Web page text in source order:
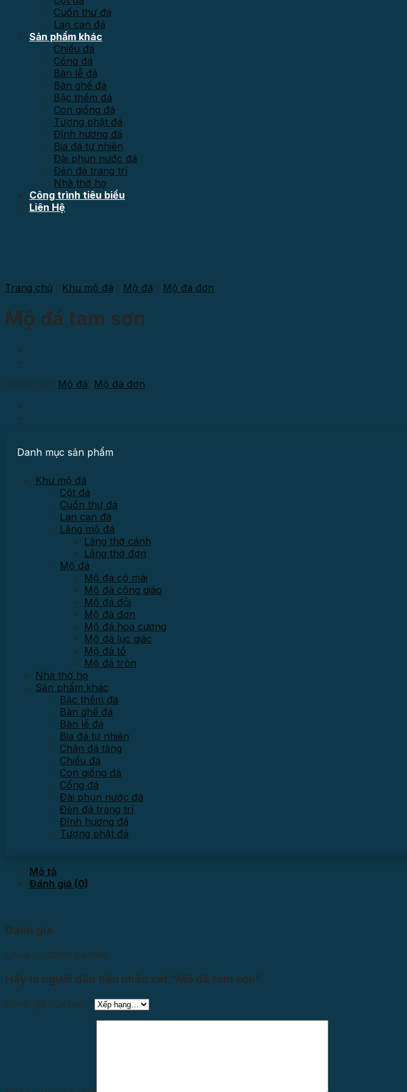
Cuốn thư đá
Lan can đá
Sản phẩm khác
Chiếu đá
Cổng đá
Bàn lễ đá
Bàn ghế đá
Bậc thềm đá
Con giống đá
Tượng phật đá
Đỉnh hương đá
Bia đá tự nhiên
Đài phun nước đá
Đèn đá trang trí
Nhà thờ họ
Công trình tiêu biểu
Liên Hệ
Trang chủ / Khu mộ đá / Mộ đá / Mộ đá đơn
Mộ đá tam sơn
Danh mục: Mộ đá, Mộ đá đơn
Danh mục sản phẩm
Khu mộ đá
Cột đá
Cuốn thư đá
Lan can đá
Lăng mộ đá
Lăng thờ cánh
Lăng thờ đơn
Mộ đá
Mộ đá có mái
Mộ đá công giáo
Mộ đá đôi
Mộ đá đơn
Mộ đá hoa cương
Mộ đá lục giác
Mộ đá tổ
Mộ đá tròn
Nhà thờ họ
Sản phẩm khác
Bậc thềm đá
Bàn ghế đá
Bàn lễ đá
Bia đá tự nhiên
Chân đá tảng
Chiếu đá
Con giống đá
Cổng đá
Đài phun nước đá
Đèn đá trang trí
Đỉnh hương đá
Tượng phật đá
Mô tả
Đánh giá (0)
Đánh giá
Chưa có đánh giá nào.
Hãy là người đầu tiên nhận xét “Mộ đá tam sơn”
Đánh giá của bạn *